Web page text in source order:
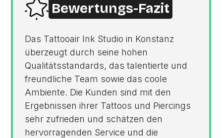
Bewertungs-Fazit
Das Tattooair Ink Studio in Konstanz
überzeugt durch seine hohen
Qualitätsstandards, das talentierte und
freundliche Team sowie das coole
Ambiente. Die Kunden sind mit den
Ergebnissen ihrer Tattoos und Piercings
sehr zufrieden und schätzen den
hervorragenden Service und die